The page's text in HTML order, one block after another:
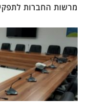
מרשות החברות